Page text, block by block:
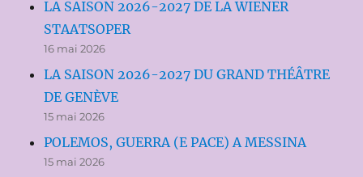
LA SAISON 2026-2027 DE LA WIENER
STAATSOPER
16 mai 2026
LA SAISON 2026-2027 DU GRAND THÉÂTRE
DE GENÈVE
15 mai 2026
POLEMOS, GUERRA (E PACE) A MESSINA
15 mai 2026